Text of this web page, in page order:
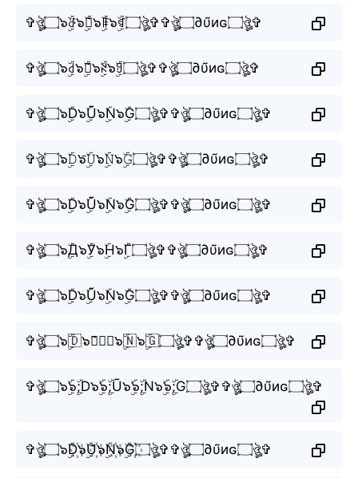
✞ঔৣ۝๖ۣۜꁕ๖ۣۜꐇ̃๖ۣۜꁹ๖ۣۜꁍ۝ঔৣ✞✞ঔৣ۝∂υ̃иɢ۝ঔৣ✞
✞ঔৣ۝๖ۣۜ꒯๖ۣۜ꒤̃๖ۣۜꋊ๖ۣۜꍌ۝ঔৣ✞✞ঔৣ۝∂υ̃иɢ۝ঔৣ✞
✞ঔৣ۝๖ۣۜD๖ۣۜŨ๖ۣۜN๖ۣۜG۝ঔৣ✞✞ঔৣ۝∂υ̃иɢ۝ঔৣ✞
✞ঔৣ۝๖ۣۜ𝙳๖ۣۜ𝚄̃๖ۣۜ𝙽๖ۣۜ𝙶۝ঔৣ✞✞ঔৣ۝∂υ̃иɢ۝ঔৣ✞
✞ঔৣ۝๖ۣۜD๖ۣۜŨ๖ۣۜN๖ۣۜG۝ঔৣ✞✞ঔৣ۝∂υ̃иɢ۝ঔৣ✞
✞ঔৣ۝๖ۣۜД๖ۣۜУ̃๖ۣۜН๖ۣۜГ۝ঔৣ✞✞ঔৣ۝∂υ̃иɢ۝ঔৣ✞
✞ঔৣ۝๖ۣۜD๖ۣۜŨ๖ۣۜN๖ۣۜG۝ঔৣ✞✞ঔৣ۝∂υ̃иɢ۝ঔৣ✞
✞ঔৣ۝๖ۣۜ🇩๖ۣۜ🇺̃๖ۣۜ🇳๖ۣۜ🇬۝ঔৣ✞✞ঔৣ۝∂υ̃иɢ۝ঔৣ✞
✞ঔৣ۝๖ۣۜ๖ۣۜ;D๖ۣۜ๖ۣۜ;Ũ๖ۣۜ๖ۣۜ;N๖ۣۜ๖ۣۜ;G۝ঔৣ✞✞ঔৣ۝∂υ̃иɢ۝ঔৣ✞
✞ঔৣ۝๖ۣۜD꙰๖ۣۜU꙰̃๖ۣۜN꙰๖ۣۜG꙰۝ঔৣ✞✞ঔৣ۝∂υ̃иɢ۝ঔৣ✞